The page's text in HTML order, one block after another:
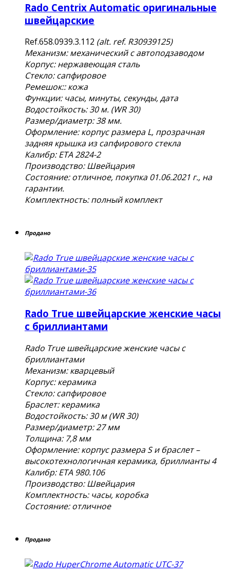
Rado Centrix Automatic оригинальные
швейцарские
Ref.658.0939.3.112 (alt. ref. R30939125)
Механизм: механический с автоподзаводом
Корпус: нержавеющая сталь
Стекло: сапфировое
Ремешок:: кожа
Функции: часы, минуты, секунды, дата
Водостойкость: 30 м. (WR 30)
Размер/диаметр: 38 мм.
Оформление: корпус размера L, прозрачная
задняя крышка из сапфирового стекла
Калибр: ETA 2824-2
Производство: Швейцария
Состояние: отличное, покупка 01.06.2021 г., на
гарантии.
Комплектность: полный комплект
Продано
Rado True швейцарские женские часы
с бриллиантами
Rado True швейцарские женские часы с
бриллиантами
Механизм: кварцевый
Корпус: керамика
Стекло: сапфировое
Браслет: керамика
Водостойкость: 30 м (WR 30)
Размер/диаметр: 27 мм
Толщина: 7,8 мм
Оформление: корпус размера S и браслет –
высокотехнологичная керамика, бриллианты 4
Калибр: ETA 980.106
Производство: Швейцария
Комплектность: часы, коробка
Состояние: отличное
Продано